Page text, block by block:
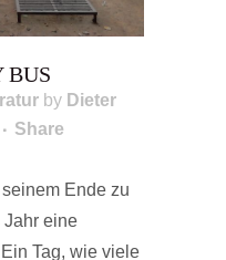
BUS
by Dieter
Share
Ende zu
eine
Tag, wie viele